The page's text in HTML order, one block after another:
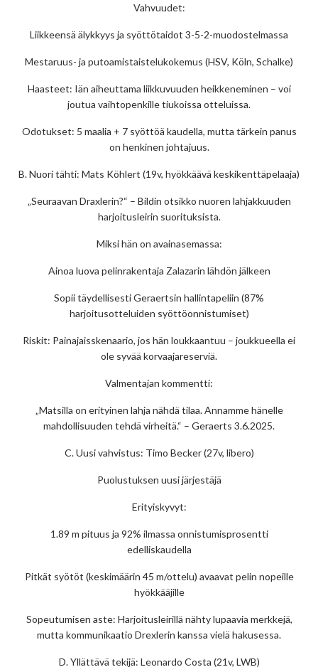
Vahvuudet:
Liikkeensä älykkyys ja syöttötaidot 3-5-2-muodostelmassa
Mestaruus- ja putoamistaistelukokemus (HSV, Köln, Schalke)
Haasteet: Iän aiheuttama liikkuvuuden heikkeneminen – voi
joutua vaihtopenkille tiukoissa otteluissa.
Odotukset: 5 maalia + 7 syöttöä kaudella, mutta tärkein panus
on henkinen johtajuus.
B. Nuori tähti: Mats Köhlert (19v, hyökkäävä keskikenttäpelaaja)
„Seuraavan Draxlerin?“ – Bildin otsikko nuoren lahjakkuuden
harjoitusleirin suorituksista.
Miksi hän on avainasemassa:
Ainoa luova pelinrakentaja Zalazarin lähdön jälkeen
Sopii täydellisesti Geraertsin hallintapeliin (87%
harjoitusotteluiden syöttöonnistumiset)
Riskit: Painajaisskenaario, jos hän loukkaantuu – joukkueella ei
ole syvää korvaajareserviä.
Valmentajan kommentti:
„Matsilla on erityinen lahja nähdä tilaa. Annamme hänelle
mahdollisuuden tehdä virheitä.“ – Geraerts 3.6.2025.
C. Uusi vahvistus: Timo Becker (27v, libero)
Puolustuksen uusi järjestäjä
Erityiskyvyt:
1.89 m pituus ja 92% ilmassa onnistumisprosentti
edelliskaudella
Pitkät syötöt (keskimäärin 45 m/ottelu) avaavat pelin nopeille
hyökkääjille
Sopeutumisen aste: Harjoitusleirillä nähty lupaavia merkkejä,
mutta kommunikaatio Drexlerin kanssa vielä hakusessa.
D. Yllättävä tekijä: Leonardo Costa (21v, LWB)